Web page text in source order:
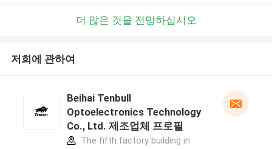
더 많은 것을 전망하십시오
저희에 관하여
Beihai Tenbull
Optoelectronics Technology
Co., Ltd. 제조업체 프로필
The fifth factory building in